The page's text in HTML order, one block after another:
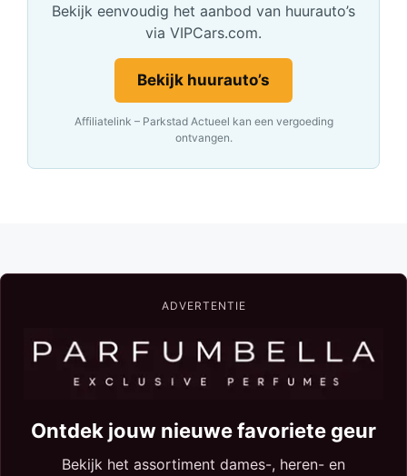
Bekijk eenvoudig het aanbod van huurauto’s
via VIPCars.com.
Bekijk huurauto’s
Affiliatelink – Parkstad Actueel kan een vergoeding
ontvangen.
ADVERTENTIE
Ontdek jouw nieuwe favoriete geur
Bekijk het assortiment dames-, heren- en